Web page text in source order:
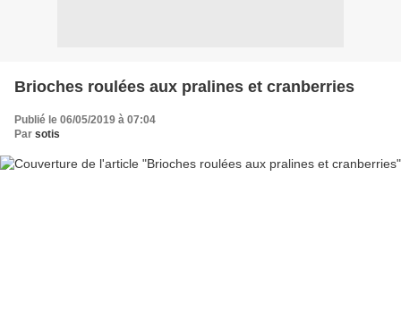
Brioches roulées aux pralines et cranberries
Publié le 06/05/2019 à 07:04
Par sotis